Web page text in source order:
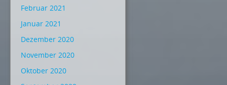
Februar 2021
Januar 2021
Dezember 2020
November 2020
Oktober 2020